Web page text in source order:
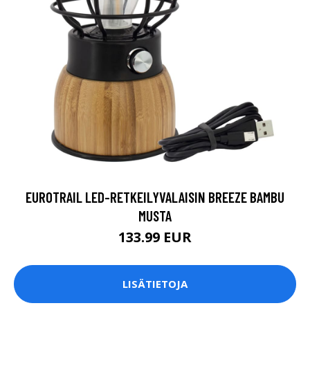
EUROTRAIL LED-RETKEILYVALAISIN BREEZE BAMBU
MUSTA
133.99 EUR
LISÄTIETOJA